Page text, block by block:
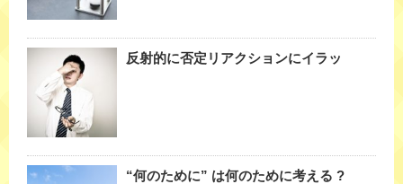
反射的に否定リアクションにイラッ
“何のために” は何のために考える ?